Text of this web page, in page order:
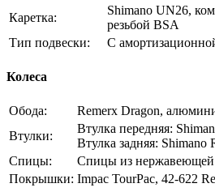
Каретка:
Shimano UN26,
резьбой BSA
Тип подвески:
С
Колеса
Обода:
Remerx Dragon,
Втулки:
Втулка передняя:
Втулка задняя: Shimano
Спицы:
Спицы из нержавеющей
Покрышки: Impac TourPac, 42-622